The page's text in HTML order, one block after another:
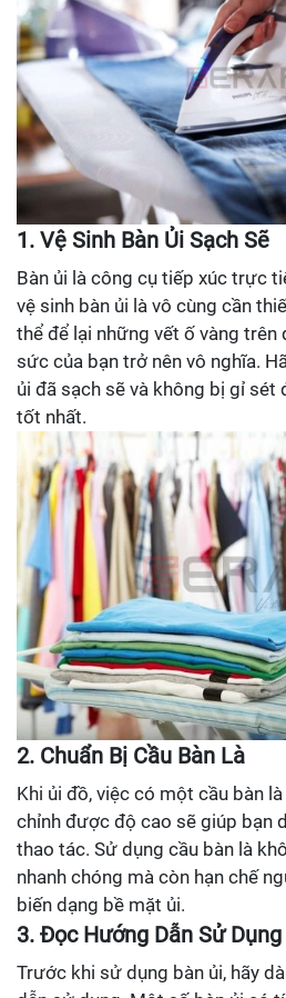
1. Vệ Sinh Bàn Ủi Sạch Sẽ
Bàn ủi là công cụ tiếp xúc trực
vệ sinh bàn ủi là vô cùng cần
thể để lại những vết ố vàng trên
sức của bạn trở nên vô nghĩa.
ủi đã sạch sẽ và không bị gỉ sét
tốt nhất.
2. Chuẩn Bị Cầu Bàn Là
Khi ủi đồ, việc có một cầu bàn
chỉnh được độ cao sẽ giúp bạn
thao tác. Sử dụng cầu bàn là
nhanh chóng mà còn hạn chế
biến dạng bề mặt ủi.
3. Đọc Hướng Dẫn Sử
Trước khi sử dụng bàn ủi, hãy